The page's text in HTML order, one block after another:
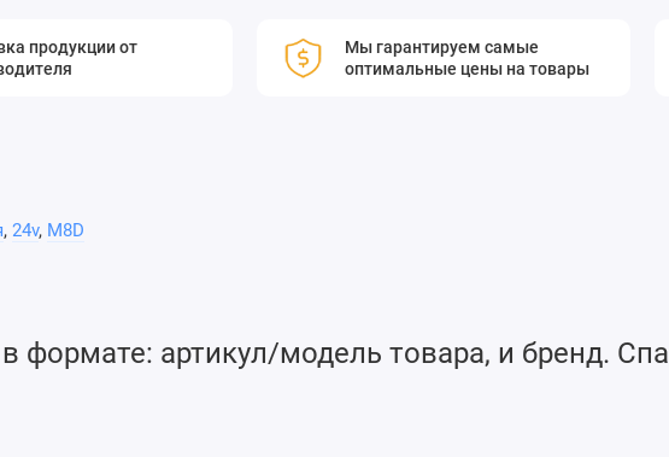
продукции от
Мы гарантируем самые
оптимальные цены на товары
, 24v, M8D
формате: артикул/модель товара, и бренд.